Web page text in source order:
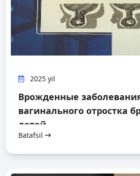
2025 yil
Врожденные
вагинального отростка
детей
Batafsil